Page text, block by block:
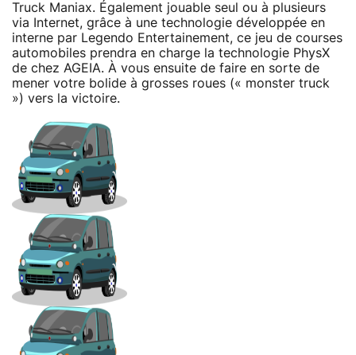
Truck Maniax. Également jouable seul ou à plusieurs
via Internet, grâce à une technologie développée en
interne par Legendo Entertainement, ce jeu de courses
automobiles prendra en charge la technologie PhysX
de chez AGEIA. À vous ensuite de faire en sorte de
mener votre bolide à grosses roues (« monster truck
») vers la victoire.